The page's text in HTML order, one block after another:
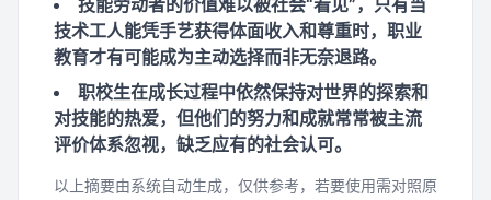
技能劳动者的价值难以被社会“看见”，只有当
技术工人能凭手艺获得体面收入和尊重时，职业
教育才有可能成为主动选择而非无奈退路。
职校生在成长过程中依然保持对世界的探索和
对技能的热爱，但他们的努力和成就常常被主流
评价体系忽视，缺乏应有的社会认可。
以上摘要由系统自动生成，仅供参考，若要使用需对照原